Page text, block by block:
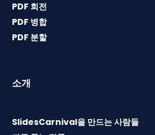
PDF 회전
PDF 병합
PDF 분할
소개
SlidesCarnival을 만드는 사람들